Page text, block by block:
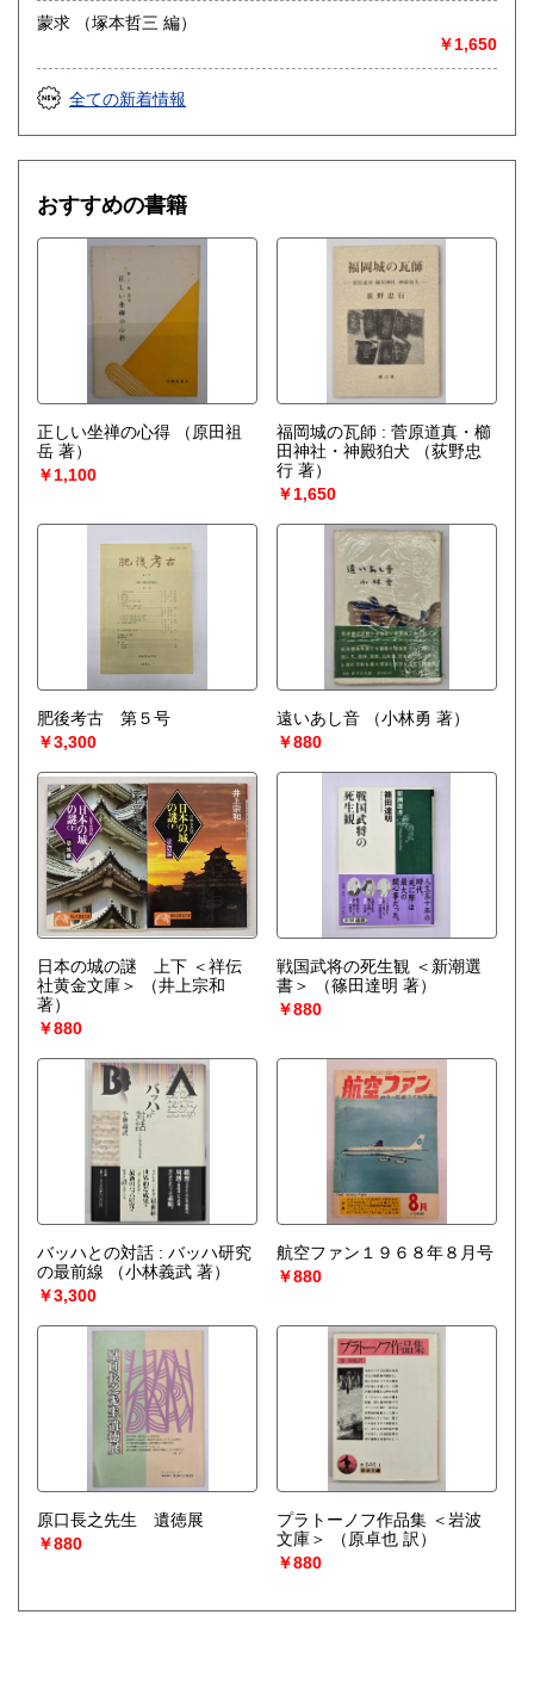
蒙求 （塚本哲三 編）
￥1,650
全ての新着情報
おすすめの書籍
正しい坐禅の心得
（原田祖
岳 著）
￥1,100
福岡城の瓦師 : 菅原道真・櫛
田神社・神殿狛犬
（荻野忠
行 著）
￥1,650
肥後考古 第５号
￥3,300
遠いあし音
（小林勇 著）
￥880
日本の城の謎 上下 ＜祥伝
社黄金文庫＞
（井上宗和
著）
￥880
戦国武将の死生観 ＜新潮選
書＞
（篠田達明 著）
￥880
バッハとの対話 : バッハ研究
の最前線
（小林義武 著）
￥3,300
航空ファン１９６８年８月号
￥880
原口長之先生 遺徳展
￥880
プラトーノフ作品集 ＜岩波
文庫＞
（原卓也 訳）
￥880